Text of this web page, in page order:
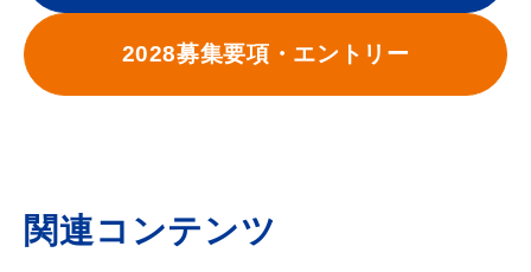
2028募集要項・エントリー
関連コンテンツ